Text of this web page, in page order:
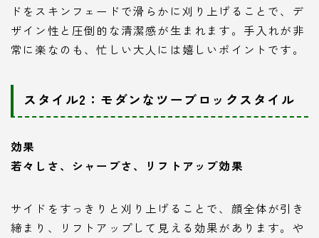
ドをスキンフェードで滑らかに刈り上げることで、デ
ザイン性と圧倒的な清潔感が生まれます。手入れが非
常に楽なのも、忙しい大人には嬉しいポイントです。
スタイル2：モダンなツーブロックスタイル
効果
若々しさ、シャープさ、リフトアップ効果
サイドをすっきりと刈り上げることで、顔全体が引き
締まり、リフトアップして見える効果があります。や